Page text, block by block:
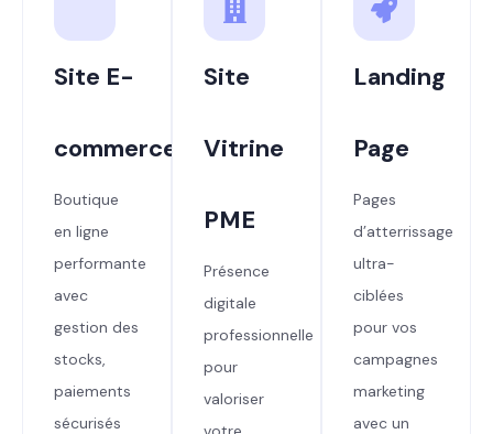
Site E-
commerce
Boutique
en ligne
performante
avec
gestion des
stocks,
paiements
sécurisés
Site
Vitrine
PME
Présence
digitale
professionnelle
pour
valoriser
Landing
Page
Pages
d’atterrissage
ultra-
ciblées
pour vos
campagnes
marketing
avec un